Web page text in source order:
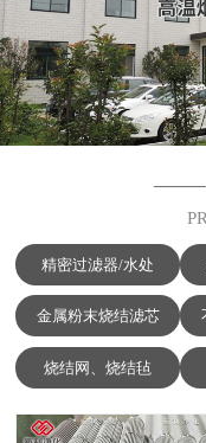
——
精密过滤器/水处
金属粉末烧结滤芯
烧结网、烧结毡